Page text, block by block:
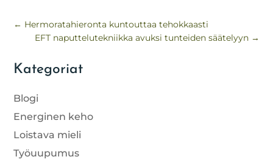
← Hermoratahieronta kuntouttaa tehokkaasti
EFT naputtelutekniikka avuksi tunteiden säätelyyn→
Kategoriat
Blogi
Energinen keho
Loistava mieli
Työuupumus